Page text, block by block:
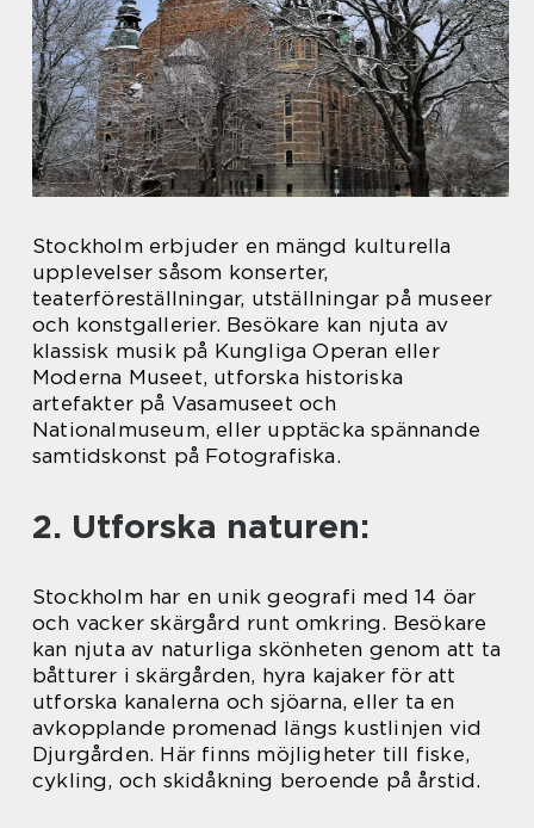
Stockholm erbjuder en mängd kulturella
upplevelser såsom konserter,
teaterföreställningar, utställningar på museer
och konstgallerier. Besökare kan njuta av
klassisk musik på Kungliga Operan eller
Moderna Museet, utforska historiska
artefakter på Vasamuseet och
Nationalmuseum, eller upptäcka spännande
samtidskonst på Fotografiska.
2. Utforska naturen:
Stockholm har en unik geografi med 14 öar
och vacker skärgård runt omkring. Besökare
kan njuta av naturliga skönheten genom att ta
båtturer i skärgården, hyra kajaker för att
utforska kanalerna och sjöarna, eller ta en
avkopplande promenad längs kustlinjen vid
Djurgården. Här finns möjligheter till fiske,
cykling, och skidåkning beroende på årstid.